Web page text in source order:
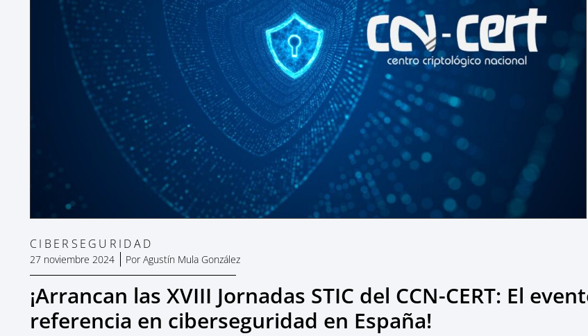
CIBERSEGURIDAD
27 noviembre 2024 PorAgustín Mula González
¡Arrancan las XVIII Jornadas STIC del CCN-CERT: El
referencia en ciberseguridad en España!